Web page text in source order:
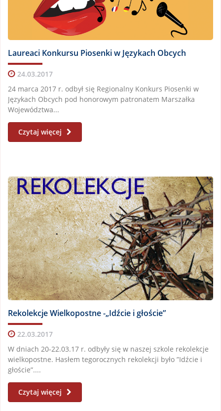
Laureaci Konkursu Piosenki w Językach Obcych
24.03.2017
24 marca 2017 r. odbył się Regionalny Konkurs Piosenki w
Językach Obcych pod honorowym patronatem Marszałka
Województwa...
Czytaj więcej
Rekolekcje Wielkopostne -„Idźcie i głoście”
22.03.2017
W dniach 20-22.03.17 r. odbyły się w naszej szkole rekolekcje
wielkopostne. Hasłem tegorocznych rekolekcji było ”Idźcie i
głoście”....
Czytaj więcej